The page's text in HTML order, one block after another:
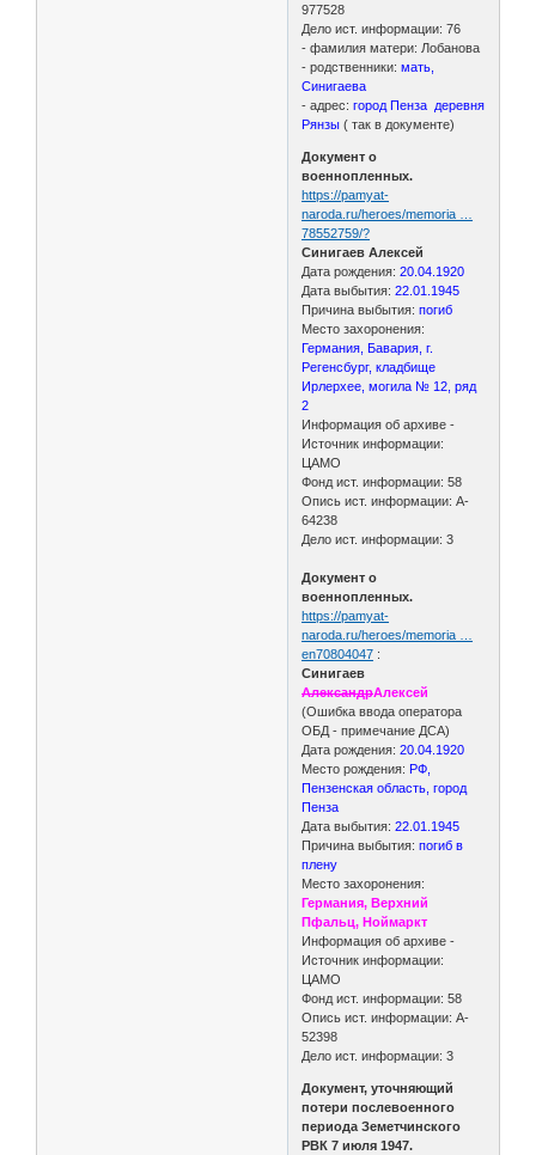
977528
Дело ист. информации: 76
- фамилия матери: Лобанова
- родственники:мать,
Синигаева
- адрес:город Пенза деревня
Рянзы ( так в документе)
Документ о
военнопленных.
https://pamyat-
naroda.ru/heroes/memoria …
78552759/?
Синигаев Алексей
Дата рождения:20.04.1920
Дата выбытия:22.01.1945
Причина выбытия:погиб
Место захоронения:
Германия, Бавария, г.
Регенсбург, кладбище
Ирлерхее, могила № 12, ряд
2
Информация об архиве -
Источник информации:
ЦАМО
Фонд ист. информации: 58
Опись ист. информации: A-
64238
Дело ист. информации: 3
Документ о
военнопленных.
https://pamyat-
naroda.ru/heroes/memoria …
en70804047 :
Синигаев
АлександрАлексей
(Ошибка ввода оператора
ОБД - примечание ДСА)
Дата рождения:20.04.1920
Место рождения: РФ,
Пензенская область, город
Пенза
Дата выбытия:22.01.1945
Причина выбытия: погиб в
плену
Место захоронения:
Германия, Верхний
Пфальц, Ноймаркт
Информация об архиве -
Источник информации:
ЦАМО
Фонд ист. информации: 58
Опись ист. информации: A-
52398
Дело ист. информации: 3
Документ, уточняющий
потери послевоенного
периода Земетчинского
РВК 7 июля 1947.